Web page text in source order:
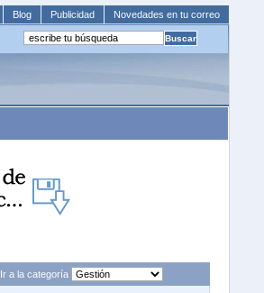
Blog Publicidad Novedades en tu correo
Ir a la categoría